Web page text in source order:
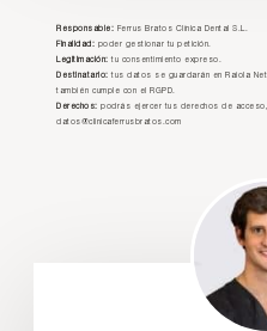
Responsable: Ferrus Bratos Clínica Dental S.L.
Finalidad: poder gestionar tu petición.
Legitimación: tu consentimiento expreso.
Destinatario: tus datos se guardarán en Raiola
también cumple con el RGPD.
Derechos: podrás ejercer tus derechos de
datos@clinicaferrusbratos.com